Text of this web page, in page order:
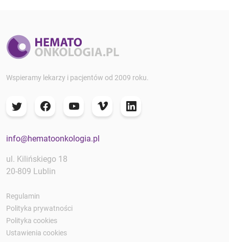
Wspieramy lekarzy i pacjentów od 2009 roku.
info@hematoonkologia.pl
ul. Kilińskiego 18
20-809 Lublin
Regulamin
Polityka prywatności
Polityka cookies
Ustawienia cookies